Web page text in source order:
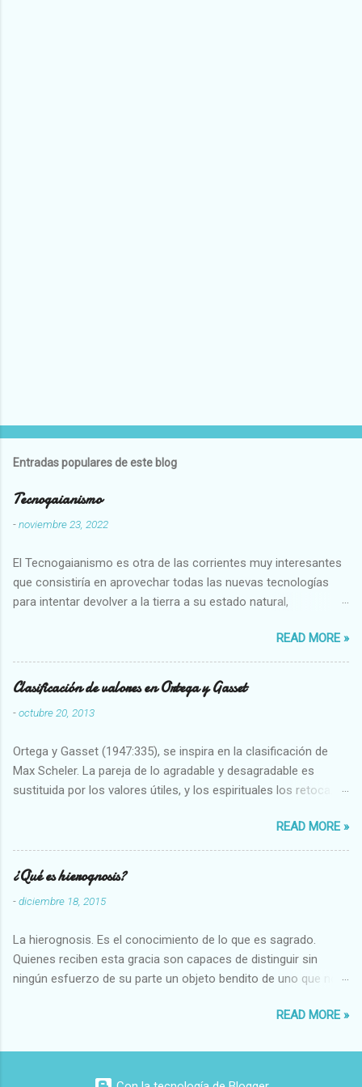
Entradas populares de este blog
Tecnogaianismo
-noviembre 23, 2022
El Tecnogaianismo es otra de las corrientes muy interesantes
que consistiría en aprovechar todas las nuevas tecnologías
para intentar devolver a la tierra a su estado natural,
READ MORE »
Clasificación de valores en Ortega y Gasset
-octubre 20, 2013
Ortega y Gasset (1947:335), se inspira en la clasificación de
Max Scheler. La pareja de lo agradable y desagradable es
sustituida por los valores útiles, y los espirituales los retoca.
Abundante-Escaso,etc 2 VITALES Sano-Enfermo Selecto-
Vulgar Enérgico-Inerte Fuerte-Débil,etc. 3 ESPIRITUALES a)
Intelectuales Conocimiento-Error Exacto-Aproximado
Evidente-Probable,etc b) Morales Bueno-malo Bondadoso-
malvado Justo-Injusto Escrupuloso-Relajado Leal-Desleal,etc.
Armonioso-Inarmonioso 4 RELIGIOSOS Santo-Pr...
READ MORE »
¿Qué es hierognosis?
-diciembre 18, 2015
La hierognosis. Es el conocimiento de lo que es sagrado.
Quienes reciben esta gracia son capaces de distinguir sin
ningún esfuerzo de su parte un objeto bendito de uno que no
READ MORE »